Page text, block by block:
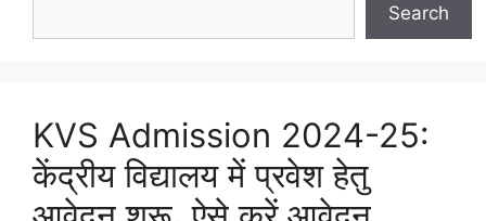
Search
KVS Admission 2024-25:
केंद्रीय विद्यालय में प्रवेश हेतु